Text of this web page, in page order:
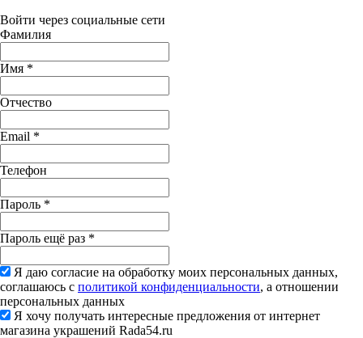
Войти через социальные сети
Фамилия
Имя *
Отчество
Email *
Телефон
Пароль *
Пароль ещё раз *
Я даю согласие на обработку моих персональных данных,
соглашаюсь с политикой конфиденциальности, а отношении
персональных данных
Я хочу получать интересные предложения от интернет
магазина украшений Rada54.ru